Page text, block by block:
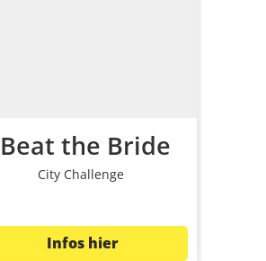
Beat the Bride
City Challenge
Infos hier